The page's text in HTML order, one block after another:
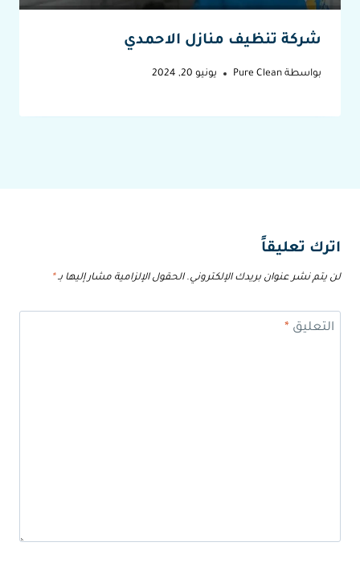
شركة تنظيف منازل الاحمدي
بواسطة Pure Clean يونيو 20, 2024
اترك تعليقاً
لن يتم نشر عنوان بريدك الإلكتروني. الحقول الإلزامية مشار إليها بـ*
التعليق*